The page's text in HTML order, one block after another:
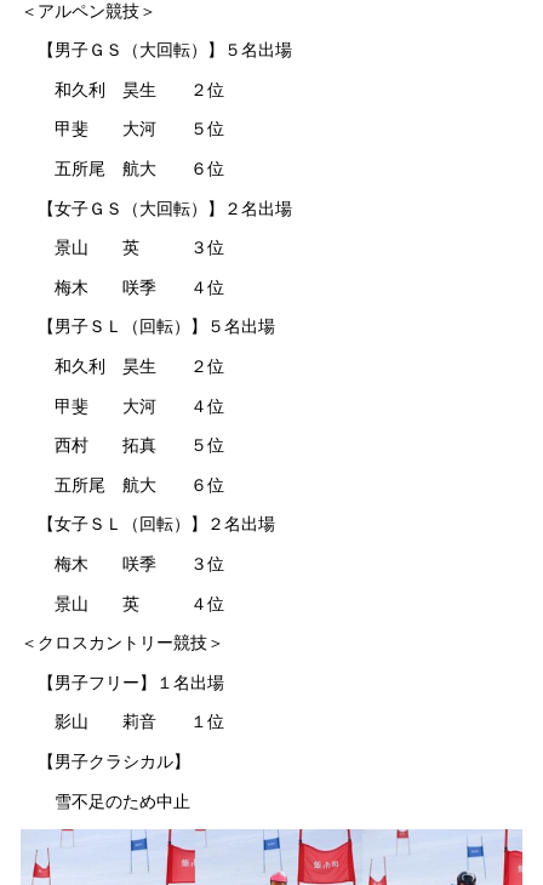
＜アルペン競技＞
【男子ＧＳ（大回転）】５名出場
和久利 昊生 ２位
甲斐 大河 ５位
五所尾 航大 ６位
【女子ＧＳ（大回転）】２名出場
景山 英 ３位
梅木 咲季 ４位
【男子ＳＬ（回転）】５名出場
和久利 昊生 ２位
甲斐 大河 ４位
西村 拓真 ５位
五所尾 航大 ６位
【女子ＳＬ（回転）】２名出場
梅木 咲季 ３位
景山 英 ４位
＜クロスカントリー競技＞
【男子フリー】１名出場
影山 莉音 １位
【男子クラシカル】
雪不足のため中止